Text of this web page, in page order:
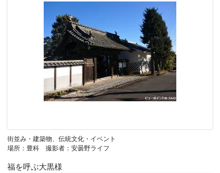
街並み・建築物、伝統文化・イベント
場所：豊科 撮影者：安曇野ライフ
福を呼ぶ大黒様